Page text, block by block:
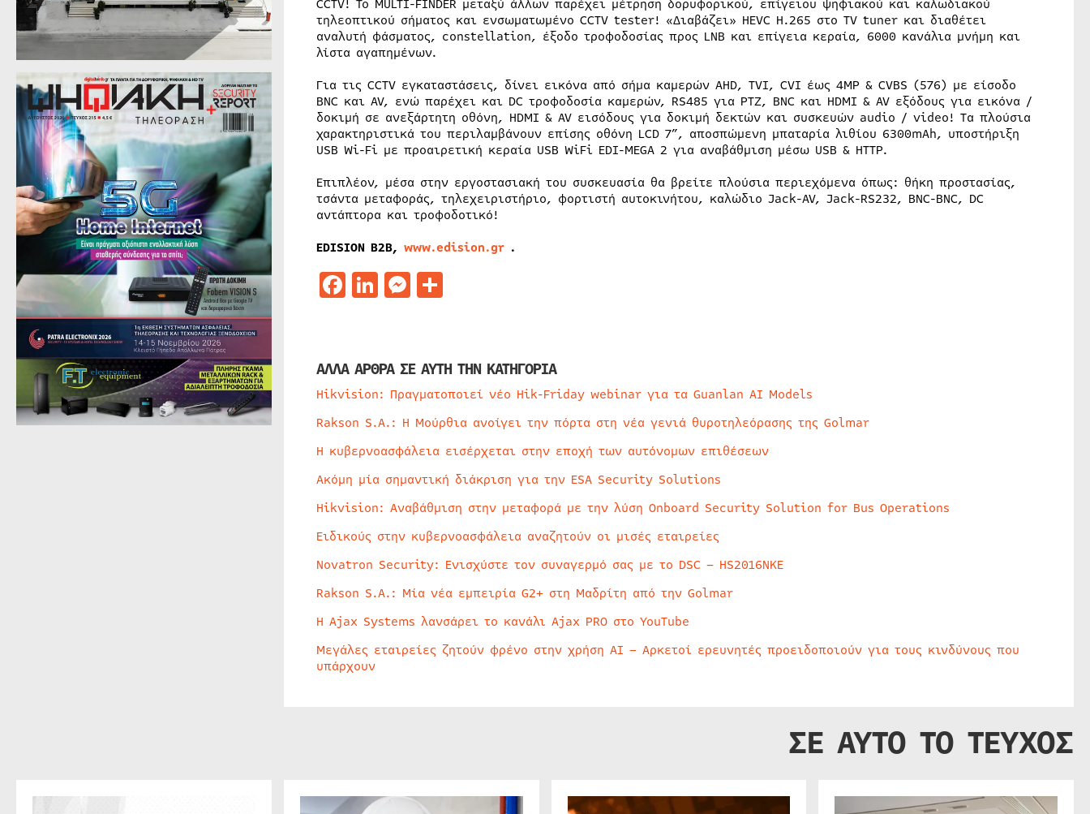
CCTV! Το MULTI-FINDER μεταξύ άλλων παρέχει μέτρηση δορυφορικού, επίγειου ψηφιακού και καλωδιακού
τηλεοπτικού σήματος και ενσωματωμένο CCTV tester! «Διαβάζει» HEVC Η.265 στο TV tuner και διαθέτει
αναλυτή φάσματος, constellation, έξοδο τροφοδοσίας προς LNB και επίγεια κεραία, 6000 κανάλια μνήμη και
λίστα αγαπημένων.
Για τις CCTV εγκαταστάσεις, δίνει εικόνα από σήμα καμερών AHD, TVI, CVI έως 4MP & CVBS (576) με είσοδο
BNC και AV, ενώ παρέχει και DC τροφοδοσία καμερών, RS485 για PTZ, BNC και HDMI & AV εξόδους για εικόνα /
δοκιμή σε ανεξάρτητη οθόνη, HDMI & AV εισόδους για δοκιμή δεκτών και συσκευών audio / video! Τα πλούσια
χαρακτηριστικά του περιλαμβάνουν επίσης οθόνη LCD 7”, αποσπώμενη μπαταρία λιθίου 6300mAh, υποστήριξη
USB Wi-Fi με προαιρετική κεραία USB WiFi EDI-MEGA 2 για αναβάθμιση μέσω USB & HTTP.
Επιπλέον, μέσα στην εργοστασιακή του συσκευασία θα βρείτε πλούσια περιεχόμενα όπως: θήκη προστασίας,
τσάντα μεταφοράς, τηλεχειριστήριο, φορτιστή αυτοκινήτου, καλώδιο Jack-AV, Jack-RS232, BNC-BNC, DC
αντάπτορα και τροφοδοτικό!
EDISION B2B, www.edision.gr .
Facebook
LinkedIn
Messenger
Μοιραστείτε
ΑΛΛΑ ΑΡΘΡΑ ΣΕ ΑΥΤΗ ΤΗΝ ΚΑΤΗΓΟΡΙΑ
Hikvision: Πραγματοποιεί νέο Hik-Friday webinar για τα Guanlan AI Models
Rakson S.A.: Η Μούρθια ανοίγει την πόρτα στη νέα γενιά θυροτηλεόρασης της Golmar
Η κυβερνοασφάλεια εισέρχεται στην εποχή των αυτόνομων επιθέσεων
Ακόμη μία σημαντική διάκριση για την ESA Security Solutions
Hikvision: Αναβάθμιση στην μεταφορά με την λύση Onboard Security Solution for Bus Operations
Ειδικούς στην κυβερνοασφάλεια αναζητούν οι μισές εταιρείες
Novatron Security: Ενισχύστε τον συναγερμό σας με το DSC – HS2016NKE
Rakson S.A.: Μία νέα εμπειρία G2+ στη Μαδρίτη από την Golmar
Η Ajax Systems λανσάρει το κανάλι Ajax PRO στο YouTube
Μεγάλες εταιρείες ζητούν φρένο στην χρήση AI – Αρκετοί ερευνητές προειδοποιούν για τους κινδύνους που
υπάρχουν
ΣΕ ΑΥΤΟ ΤΟ ΤΕΥΧΟΣ